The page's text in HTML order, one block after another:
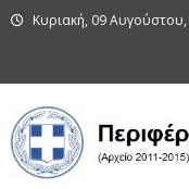
Skip Κυριακή, 09